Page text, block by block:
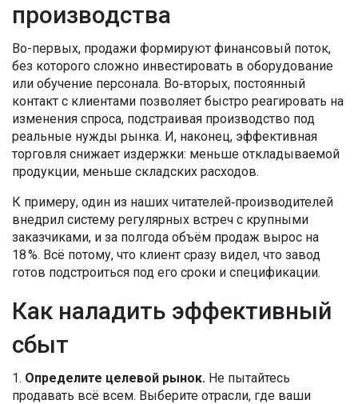
производства
Во-первых, продажи формируют финансовый поток,
без которого сложно инвестировать в оборудование
или обучение персонала. Во‑вторых, постоянный
контакт с клиентами позволяет быстро реагировать на
изменения спроса, подстраивая производство под
реальные нужды рынка. И, наконец, эффективная
торговля снижает издержки: меньше откладываемой
продукции, меньше складских расходов.
К примеру, один из наших читателей‑производителей
внедрил систему регулярных встреч с крупными
заказчиками, и за полгода объём продаж вырос на
18 %. Всё потому, что клиент сразу видел, что завод
готов подстроиться под его сроки и спецификации.
Как наладить эффективный
сбыт
1. Определите целевой рынок. Не пытайтесь
продавать всё всем. Выберите отрасли, где ваши